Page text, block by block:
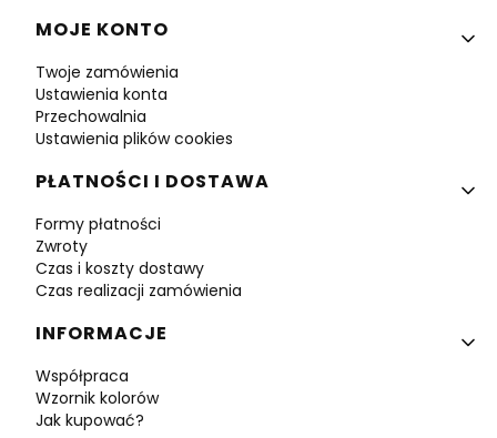
MOJE KONTO
Twoje zamówienia
Ustawienia konta
Przechowalnia
Ustawienia plików cookies
PŁATNOŚCI I DOSTAWA
Formy płatności
Zwroty
Czas i koszty dostawy
Czas realizacji zamówienia
INFORMACJE
Współpraca
Wzornik kolorów
Jak kupować?